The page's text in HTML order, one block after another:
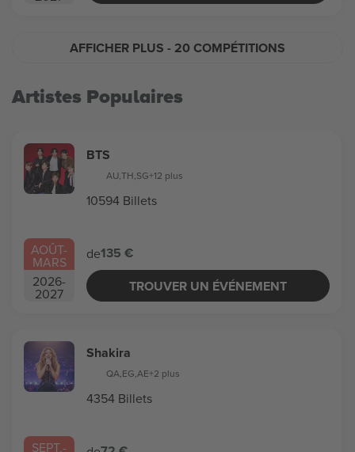
AFFICHER PLUS - 20 COMPÉTITIONS
Artistes Populaires
AOÛT-
MARS
2026-
2027
BTS
AU,TH,SG+12 plus
10594 Billets
de135 €
TROUVER UN ÉVÉNEMENT
SEPT.-
Shakira
QA,EG,AE+2 plus
4354 Billets